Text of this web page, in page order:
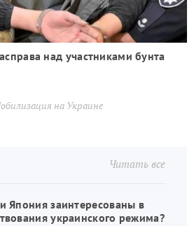
над участниками бунта
на Украине
Читать все
Япония заинтересованы в
украинского режима?